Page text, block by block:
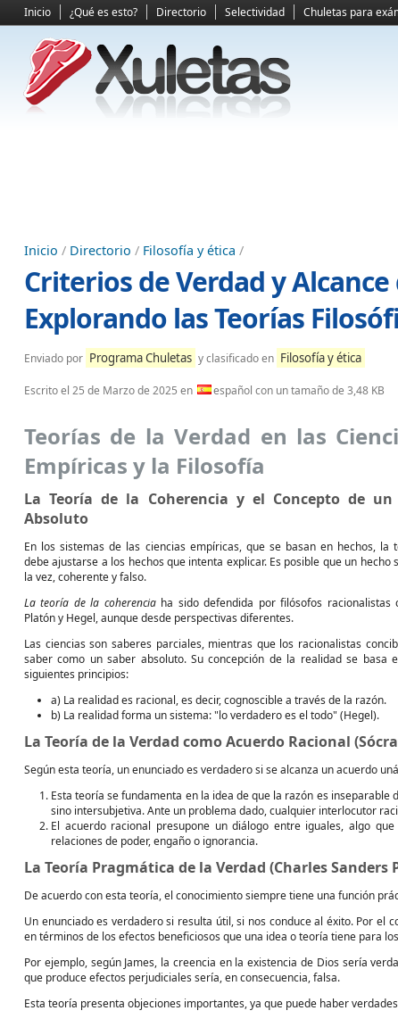
Inicio ¿Qué es esto? Directorio Selectividad Chuletas para
Inicio / Directorio / Filosofía y ética /
Criterios de Verdad y
Explorando las Teorías
Enviado por Programa Chuletas y clasificado en Filosofía y ética
Escrito el 25 de Marzo de 2025 en español con un tamaño de 3,48 KB
Teorías de la Verdad en las
Empíricas y la Filosofía
La Teoría de la Coherencia y el Concepto de un
Absoluto
En los sistemas de las ciencias empíricas, que se basan en hechos, la
debe ajustarse a los hechos que intenta explicar. Es posible que un hecho
la vez, coherente y falso.
La teoría de la coherenciaha sido defendida por filósofos racionalistas
Platón y Hegel, aunque desde perspectivas diferentes.
Las ciencias son saberes parciales, mientras que los racionalistas
saber como un saber absoluto. Su concepción de la realidad se basa
siguientes principios:
a) La realidad es racional, es decir, cognoscible a través de la razón.
b) La realidad forma un sistema: "lo verdadero es el todo" (Hegel).
La Teoría de la Verdad como Acuerdo Racional
Según esta teoría, un enunciado es verdadero si se alcanza un acuerdo
Esta teoría se fundamenta en la idea de que la razón es
sino intersubjetiva. Ante un problema dado, cualquier interlocutor
El acuerdo racional presupone un diálogo entre iguales, algo
relaciones de poder, engaño o ignorancia.
La Teoría Pragmática de la Verdad (Charles Sanders
De acuerdo con esta teoría, el conocimiento siempre tiene una función
Un enunciado es verdadero si resulta útil, si nos conduce al éxito. Por el
en términos de los efectos beneficiosos que una idea o teoría tiene para
Por ejemplo, según James, la creencia en la existencia de Dios sería
que produce efectos perjudiciales sería, en consecuencia, falsa.
Esta teoría presenta objeciones importantes, ya que puede haber